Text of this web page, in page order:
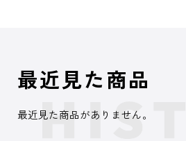
最近見た商品
最近見た商品がありません。